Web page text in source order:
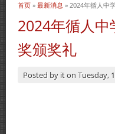
当前位置
首页 » 最新消息 » 2024年循人中
2024年循人
奖颁奖礼
Posted by iton Tuesday,